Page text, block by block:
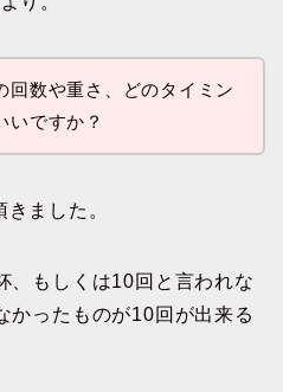
回数や重さ、どのタイミン
いですか？
ました。
、もしくは10回と言われな
かったものが10回が出来る